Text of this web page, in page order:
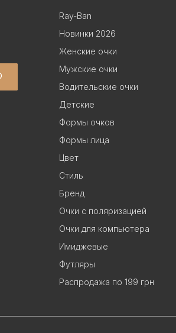
Ray-Ban
Новинки 2026
Женские очки
Мужские очки
Водительские очки
Детские
Формы очков
Формы лица
Цвет
Стиль
Бренд
Очки с поляризацией
Очки для компьютера
Имиджевые
Футляры
Распродажа по 199 грн